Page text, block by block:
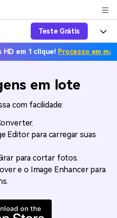
Teste Grátis
voz em texto
e vídeo.
Vídeo
de conversão
há
Popular
Aprenda o guia
Processo em massa grátis.
em lote
com facilidade:
Editor para carregar suas
para cortar fotos.
e o Image Enhancer para